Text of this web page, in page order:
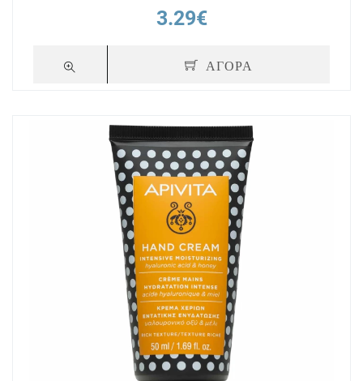
3.29€
ΑΓΟΡΑ